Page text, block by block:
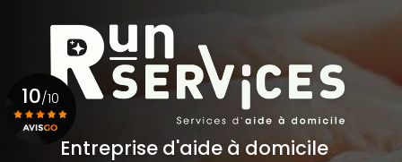
Entreprise d'aide à domicile
10/10
Voir le certificat